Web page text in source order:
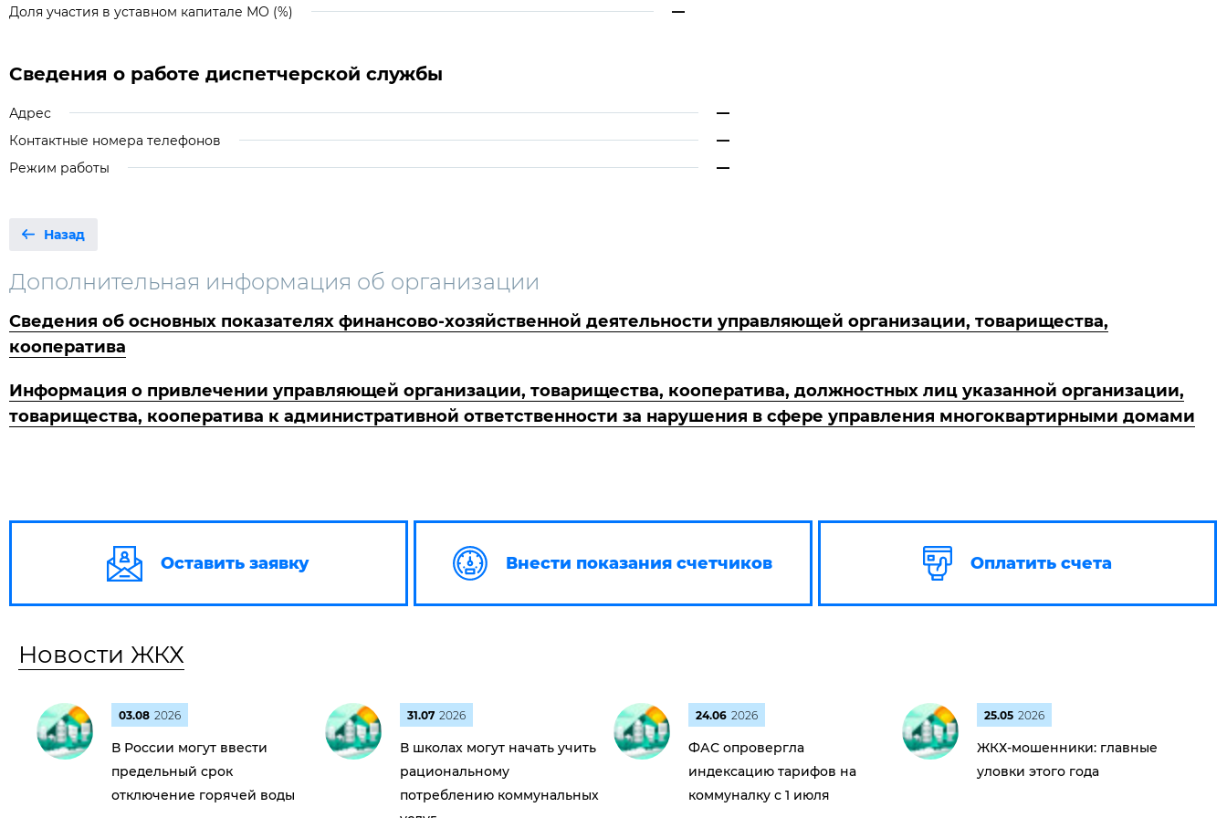
Доля участия в уставном капитале МО (%)
—
Сведения о работе диспетчерской службы
Адрес
—
Контактные номера телефонов
—
Режим работы
—
Назад
Дополнительная информация об организации
Сведения об основных показателях финансово-хозяйственной деятельности управляющей организации, товарищества,
кооператива
Информация о привлечении управляющей организации, товарищества, кооператива, должностных лиц указанной организации,
товарищества, кооператива к административной ответственности за нарушения в сфере управления многоквартирными домами
Оставить заявку Внести показания счетчиков Оплатить счета
Новости ЖКХ
03.08 2026
В России могут ввести
предельный срок
отключение горячей воды
31.07 2026
В школах могут начать учить
рациональному
потреблению коммунальных
24.06 2026
ФАС опровергла
индексацию тарифов на
коммуналку с 1 июля
25.05 2026
ЖКХ-мошенники: главные
уловки этого года